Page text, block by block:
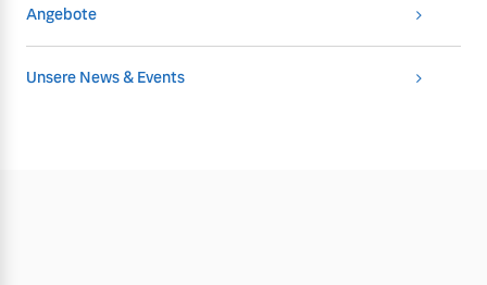
Angebote
Unsere News & Events